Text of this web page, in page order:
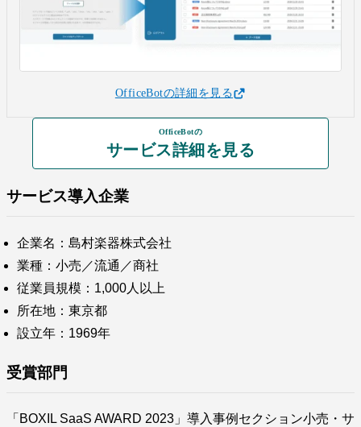
OfficeBotの詳細を見る
OfficeBotの
サービス詳細を見る
サービス導入企業
企業名：島村楽器株式会社
業種：小売／流通／商社
従業員規模：1,000人以上
所在地：東京都
設立年：1969年
受賞部門
「BOXIL SaaS AWARD 2023」導入事例セクション小売・サ